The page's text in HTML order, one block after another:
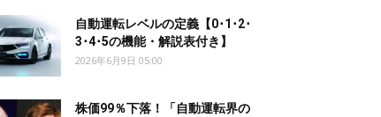
自動運転レベルの定義【0･1･2･
3･4･5の機能・解説表付き】
2026年6月9日 05:00
株価99％下落！「自動運転界の